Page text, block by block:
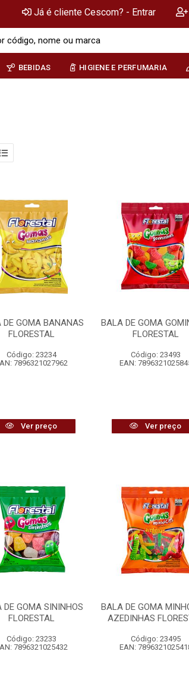
Já é cliente Cescom? - Entrar
BEBIDAS HIGIENE E PERFUMARIA
DE GOMA BANANAS
FLORESTAL
Código: 23234
7896321027962
Ver preço
BALA DE GOMA
FLORESTAL
Código: 23493
EAN:
Ver preço
DE GOMA SININHOS
FLORESTAL
Código: 23233
7896321025432
BALA DE GOMA
AZEDINHAS
Código: 23495
EAN: